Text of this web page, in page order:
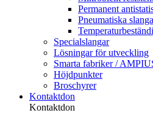
Permanent
Pneumatiska
Specialslangar
Lösningar för utveckling
Smarta fabriker /
Höjdpunkter
Broschyrer
Kontaktdon
Kontaktdon